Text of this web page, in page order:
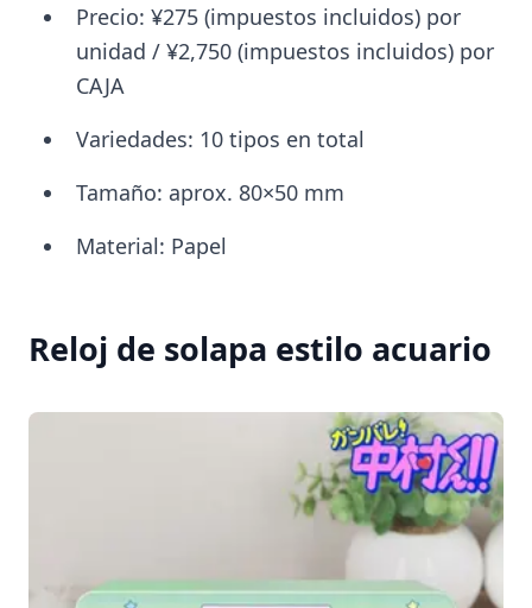
Precio: ¥275 (impuestos incluidos) por
unidad / ¥2,750 (impuestos incluidos) por
CAJA
Variedades: 10 tipos en total
Tamaño: aprox. 80×50 mm
Material: Papel
Reloj de solapa estilo acuario